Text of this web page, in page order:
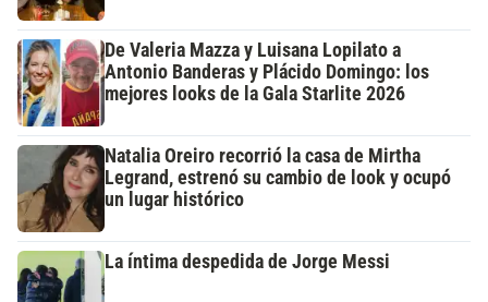
De Valeria Mazza y Luisana Lopilato a
Antonio Banderas y Plácido Domingo: los
mejores looks de la Gala Starlite 2026
Natalia Oreiro recorrió la casa de Mirtha
Legrand, estrenó su cambio de look y ocupó
un lugar histórico
La íntima despedida de Jorge Messi